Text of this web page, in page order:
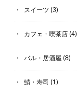
スイーツ (3)
カフェ・喫茶店(4)
バル・居酒屋 (8)
鯖・寿司 (1)